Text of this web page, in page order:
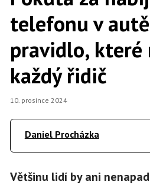
telefonu v
pravidlo, které
každý řidič
10. prosince 2024
Daniel Procházka
Většinu lidí by ani